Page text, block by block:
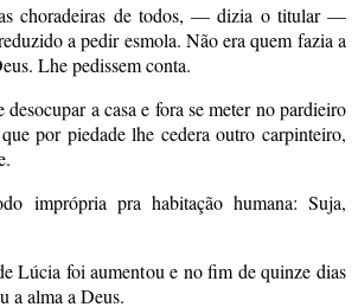
choradeiras de todos, — dizia o titular —
a pedir esmola. Não era quem fazia a
Lhe pedissem conta.
a casa e fora se meter no pardieiro
por piedade lhe cedera outro carpinteiro,
imprópria pra habitação humana: Suja,
Lúcia foi aumentou e no fim de quinze dias
a alma a Deus.